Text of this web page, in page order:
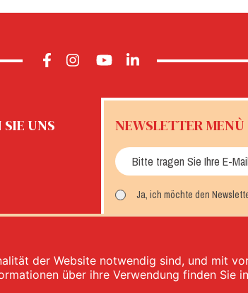
UNS NEWSLETTER MENÙ
Ja, ich möchte den
der Website notwendig sind, und mit
über ihre Verwendung finden Sie